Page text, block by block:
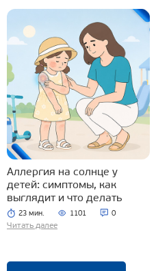
Аллергия на солнце у
детей: симптомы, как
выглядит и что делать
23 мин. 1101 0
Читать далее